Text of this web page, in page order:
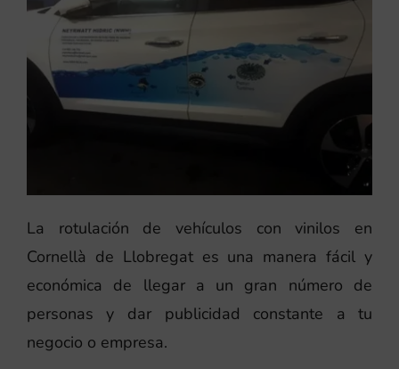
La rotulación de vehículos con vinilos en
Cornellà de Llobregat es una manera fácil y
económica de llegar a un gran número de
personas y dar publicidad constante a tu
negocio o empresa.